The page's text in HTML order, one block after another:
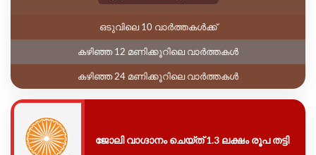
ഒടുവിലെ 10 വാർത്തകൾക്ക്
കഴിഞ്ഞ 12 മണിക്കൂറിലെ വാർത്തകൾ
കഴിഞ്ഞ 24 മണിക്കൂറിലെ വാർത്തകൾ
ജോലി വാഗ്ദാനം ചെയ്ത് 1.3 ലക്ഷം രൂപ തട്ടി